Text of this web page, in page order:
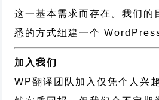
这一基本需求而存在。我们的
悉的方式组建一个
加入我们
WP翻译团队加入仅凭个人兴